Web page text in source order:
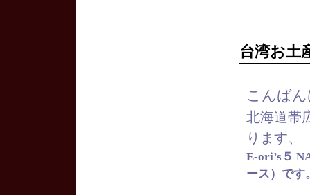
台湾お
こんば
北海道帯
ります、
E-ori’s５
ース）です